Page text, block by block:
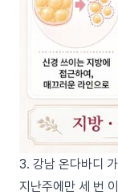
3. 강남 온다바디
지난주에만 세 번